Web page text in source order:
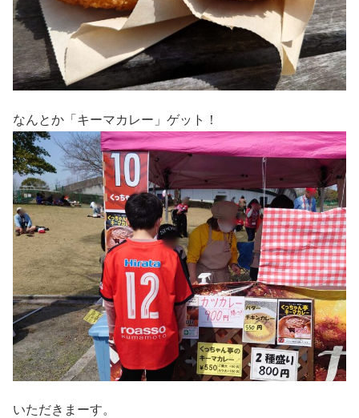
なんとか「キーマカレー」ゲット！
いただきまーす。